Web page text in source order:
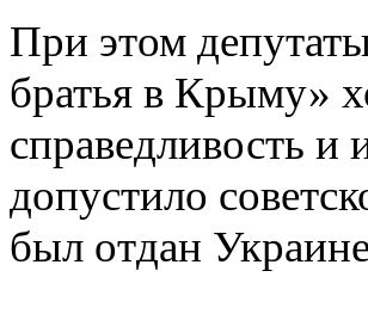
При этом
братья в Крыму»
справедливость
допустило
был отдан